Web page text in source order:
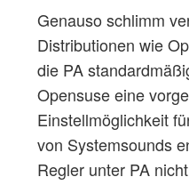
Genauso schlimm
Distributionen wie
die PA
Opensuse eine
Einstellmöglichkeit
von Systemsounds
Regler unter PA